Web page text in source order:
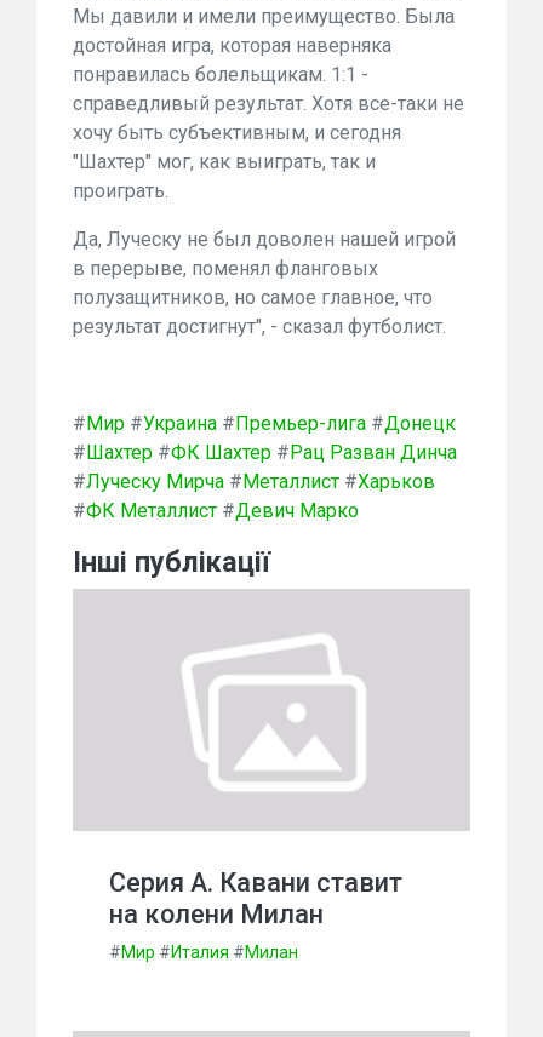
Мы давили и имели преимущество. Была
достойная игра, которая наверняка
понравилась болельщикам. 1:1 -
справедливый результат. Хотя все-таки не
хочу быть субъективным, и сегодня
"Шахтер" мог, как выиграть, так и
проиграть.
Да, Луческу не был доволен нашей игрой
в перерыве, поменял фланговых
полузащитников, но самое главное, что
результат достигнут", - сказал футболист.
#Мир #Украина #Премьер-лига #Донецк
#Шахтер #ФК Шахтер #Рац Разван Динча
#Луческу Мирча #Металлист #Харьков
#ФК Металлист #Девич Марко
Інші публікації
Серия А. Кавани ставит
на колени Милан
#Мир #Италия #Милан